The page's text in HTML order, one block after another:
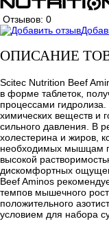
Отзывов: 0
ОПИСАНИЕ
Scitec Nutrition Beef
в форме таблеток,
процессами
химических веществ и
сильного давления. В
холестерина и жиров,
необходимых мышцам
высокой
дискомфортных
Beef Aminos
темпов мышечного
положительного
условием для набора